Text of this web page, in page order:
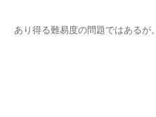
あり得る難易度の問題ではあるが。